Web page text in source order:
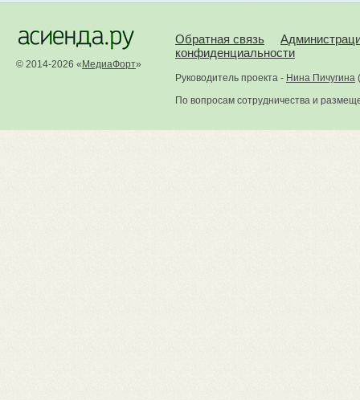
© 2014-2026 « МедиаФорт»
Обратная связь
конфиденциальности
Руководитель проекта - Нина Пичугина (
По вопросам сотрудничества и